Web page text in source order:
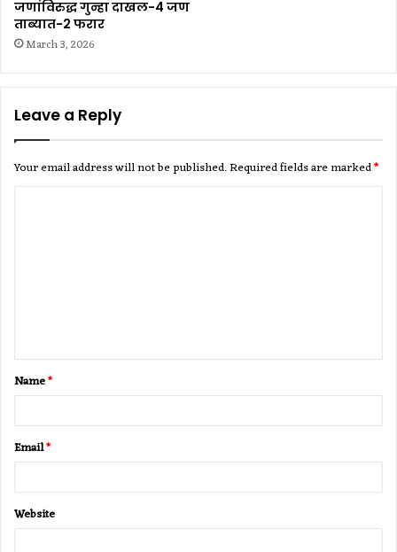
जणांविरुद्ध गुन्हा दाखल-4 जण
ताब्यात-2 फरार
March 3, 2026
Leave a Reply
Your email address will not be published.Required fields are marked*
t
*
Name*
Email*
Website